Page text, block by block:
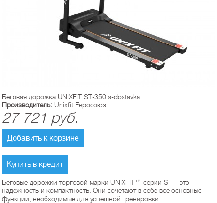
Беговая дорожка UNIXFIT ST-350 s-dostavka
Производитель: Unixfit Евросоюз
27 721 руб.
Добавить к корзине
Купить в кредит
Беговые дорожки торговой марки UNIXFIT™ серии ST – это
надежность и компактность. Они сочетают в себе все основные
функции, необходимые для успешной тренировки.